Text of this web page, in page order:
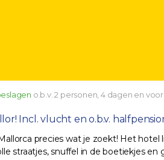
o.b.v. 2 personen, 4 dagen en
Incl. vlucht en o.b.v.
precies wat je zoekt! Het
straatjes, snuffel in de boetiekjes